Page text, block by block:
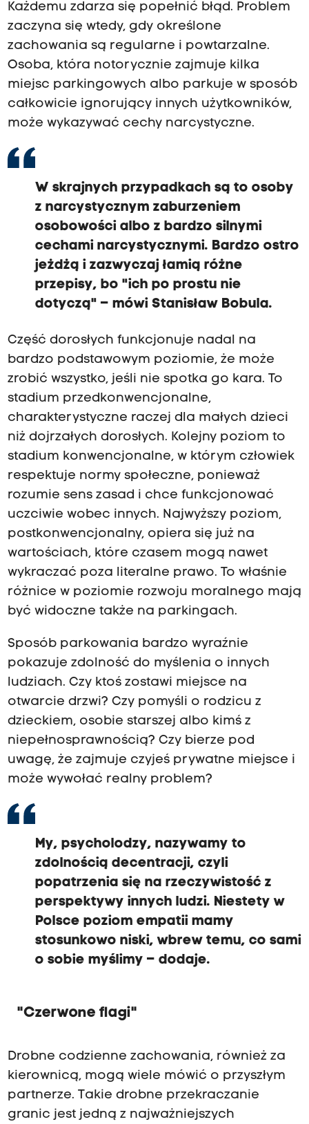
Każdemu zdarza się popełnić błąd. Problem
zaczyna się wtedy, gdy określone
zachowania są regularne i powtarzalne.
Osoba, która notorycznie zajmuje kilka
miejsc parkingowych albo parkuje w sposób
całkowicie ignorujący innych użytkowników,
może wykazywać cechy narcystyczne.
W skrajnych przypadkach są to osoby
z narcystycznym zaburzeniem
osobowości albo z bardzo silnymi
cechami narcystycznymi. Bardzo ostro
jeżdżą i zazwyczaj łamią różne
przepisy, bo "ich po prostu nie
dotyczą" – mówi Stanisław Bobula.
Część dorosłych funkcjonuje nadal na
bardzo podstawowym poziomie, że może
zrobić wszystko, jeśli nie spotka go kara. To
stadium przedkonwencjonalne,
charakterystyczne raczej dla małych dzieci
niż dojrzałych dorosłych. Kolejny poziom to
stadium konwencjonalne, w którym człowiek
respektuje normy społeczne, ponieważ
rozumie sens zasad i chce funkcjonować
uczciwie wobec innych. Najwyższy poziom,
postkonwencjonalny, opiera się już na
wartościach, które czasem mogą nawet
wykraczać poza literalne prawo. To właśnie
różnice w poziomie rozwoju moralnego mają
być widoczne także na parkingach.
Sposób parkowania bardzo wyraźnie
pokazuje zdolność do myślenia o innych
ludziach. Czy ktoś zostawi miejsce na
otwarcie drzwi? Czy pomyśli o rodzicu z
dzieckiem, osobie starszej albo kimś z
niepełnosprawnością? Czy bierze pod
uwagę, że zajmuje czyjeś prywatne miejsce i
może wywołać realny problem?
My, psycholodzy, nazywamy to
zdolnością decentracji, czyli
popatrzenia się na rzeczywistość z
perspektywy innych ludzi. Niestety w
Polsce poziom empatii mamy
stosunkowo niski, wbrew temu, co sami
o sobie myślimy – dodaje.
"Czerwone flagi"
Drobne codzienne zachowania, również za
kierownicą, mogą wiele mówić o przyszłym
partnerze. Takie drobne przekraczanie
granic jest jedną z najważniejszych